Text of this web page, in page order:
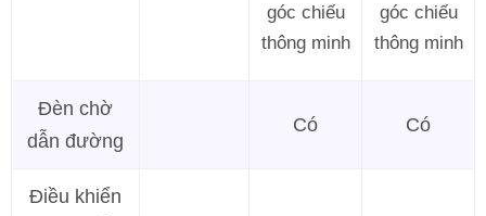
góc chiếu
thông minh
góc chiếu
thông minh
Đèn chờ
dẫn đường
Có Có
Điều khiển